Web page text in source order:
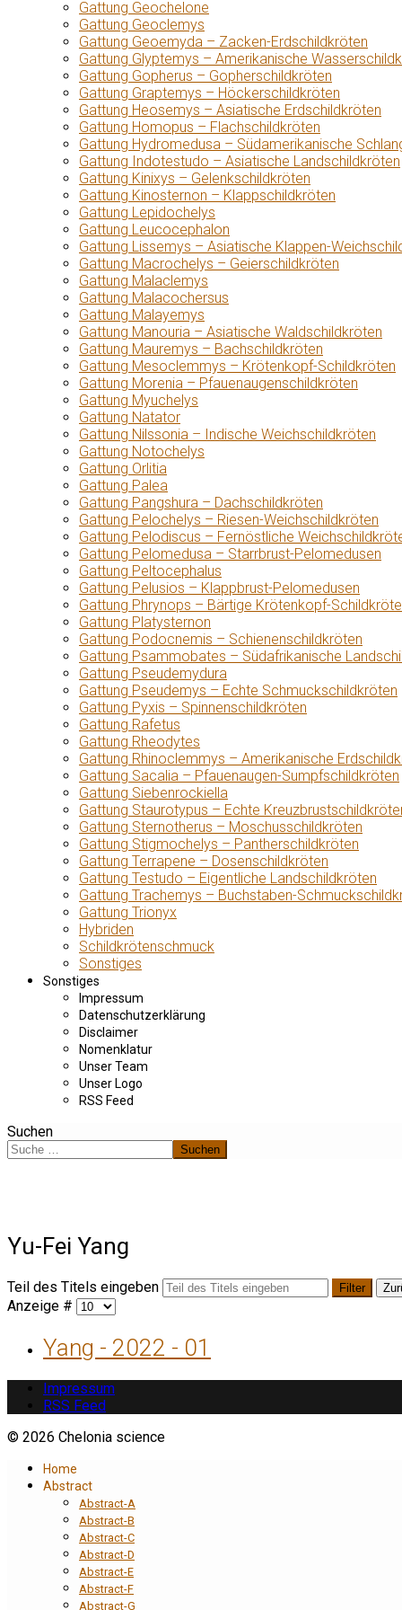
Gattung Geochelone
Gattung Geoclemys
Gattung Geoemyda – Zacken-Erdschildkröten
Gattung Glyptemys – Amerikanische
Gattung Gopherus – Gopherschildkröten
Gattung Graptemys – Höckerschildkröten
Gattung Heosemys – Asiatische Erdschildkröten
Gattung Homopus – Flachschildkröten
Gattung Hydromedusa – Südamerikanische
Gattung Indotestudo – Asiatische Landschildkröten
Gattung Kinixys – Gelenkschildkröten
Gattung Kinosternon – Klappschildkröten
Gattung Lepidochelys
Gattung Leucocephalon
Gattung Lissemys – Asiatische Klappen-
Gattung Macrochelys – Geierschildkröten
Gattung Malaclemys
Gattung Malacochersus
Gattung Malayemys
Gattung Manouria – Asiatische Waldschildkröten
Gattung Mauremys – Bachschildkröten
Gattung Mesoclemmys – Krötenkopf-Schildkröten
Gattung Morenia – Pfauenaugenschildkröten
Gattung Myuchelys
Gattung Natator
Gattung Nilssonia – Indische Weichschildkröten
Gattung Notochelys
Gattung Orlitia
Gattung Palea
Gattung Pangshura – Dachschildkröten
Gattung Pelochelys – Riesen-Weichschildkröten
Gattung Pelodiscus – Fernöstliche
Gattung Pelomedusa – Starrbrust-Pelomedusen
Gattung Peltocephalus
Gattung Pelusios – Klappbrust-Pelomedusen
Gattung Phrynops – Bärtige Krötenkopf-
Gattung Platysternon
Gattung Podocnemis – Schienenschildkröten
Gattung Psammobates – Südafrikanische
Gattung Pseudemydura
Gattung Pseudemys – Echte Schmuckschildkröten
Gattung Pyxis – Spinnenschildkröten
Gattung Rafetus
Gattung Rheodytes
Gattung Rhinoclemmys – Amerikanische
Gattung Sacalia – Pfauenaugen-Sumpfschildkröten
Gattung Siebenrockiella
Gattung Staurotypus – Echte
Gattung Sternotherus – Moschusschildkröten
Gattung Stigmochelys – Pantherschildkröten
Gattung Terrapene – Dosenschildkröten
Gattung Testudo – Eigentliche Landschildkröten
Gattung Trachemys – Buchstaben-
Gattung Trionyx
Hybriden
Schildkrötenschmuck
Sonstiges
Sonstiges
Impressum
Datenschutzerklärung
Disclaimer
Nomenklatur
Unser Team
Unser Logo
RSS Feed
Suchen
Suchen
Yu-Fei Yang
Teil des Titels eingeben Filter
Anzeige #
Yang - 2022 - 01
Impressum
RSS Feed
© 2026 Chelonia science
Home
Abstract
Abstract-A
Abstract-B
Abstract-C
Abstract-D
Abstract-E
Abstract-F
Abstract-G